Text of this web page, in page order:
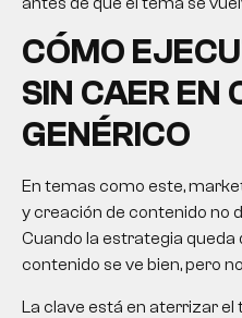
CÓMO
SIN CAER EN
GENÉRICO
En temas como este,
y creación de contenido no
Cuando la estrategia queda
contenido se ve bien, pero
La clave está en aterrizar el